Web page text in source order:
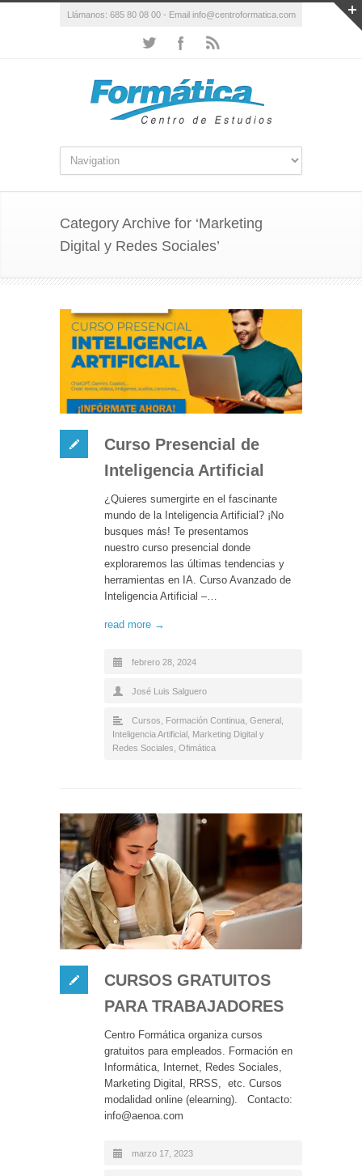
Llámanos: 685 80 08 00 - Email info@centroformatica.com
Category Archive for ‘Marketing
Digital y Redes Sociales’
Curso Presencial de
Inteligencia Artificial
¿Quieres sumergirte en el fascinante
mundo de la Inteligencia Artificial? ¡No
busques más! Te presentamos
nuestro curso presencial donde
exploraremos las últimas tendencias y
herramientas en IA. Curso Avanzado de
Inteligencia Artificial –…
read more →
febrero 28, 2024
José Luis Salguero
Cursos Formación Continua General
Inteligencia Artificial Marketing Digital y
Redes Sociales Ofimática
CURSOS GRATUITOS
PARA TRABAJADORES
Centro Formática organiza cursos
gratuitos para empleados. Formación en
Informática, Internet, Redes Sociales,
Marketing Digital, RRSS, etc. Cursos
modalidad online (elearning). Contacto:
info@aenoa.com
marzo 17, 2023